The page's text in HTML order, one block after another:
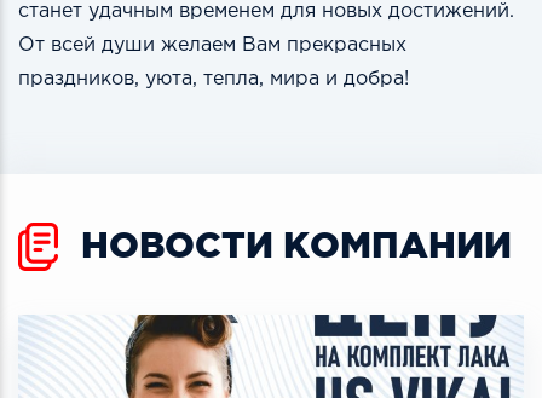
станет удачным временем для новых достижений.
От всей души желаем Вам прекрасных
праздников, уюта, тепла, мира и добра!
НОВОСТИ КОМПАНИИ